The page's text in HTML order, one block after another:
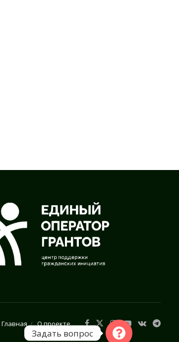
Главная О проекте
Задать вопрос